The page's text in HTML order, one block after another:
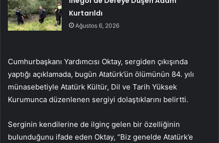
Kurtarıldı
Ağustos 6, 2026
Cumhurbaşkanı Yardımcısı Oktay, sergiden çıkışında
yaptığı açıklamada, bugün Atatürk’ün ölümünün 84. yılı
münasebetiyle Atatürk Kültür, Dil ve Tarih Yüksek
Kurumunca düzenlenen sergiyi dolaştıklarını belirtti.
Serginin kendilerine de ilginç gelen bir özelliğinin
bulunduğunu ifade eden Oktay, “Biz genelde Atatürk’e